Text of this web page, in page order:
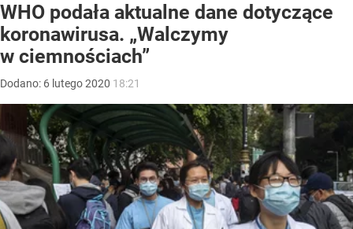
WHO podała aktualne dane dotyczące
koronawirusa. „Walczymy
w ciemnościach”
Dodano: 6 lutego2020 18:21